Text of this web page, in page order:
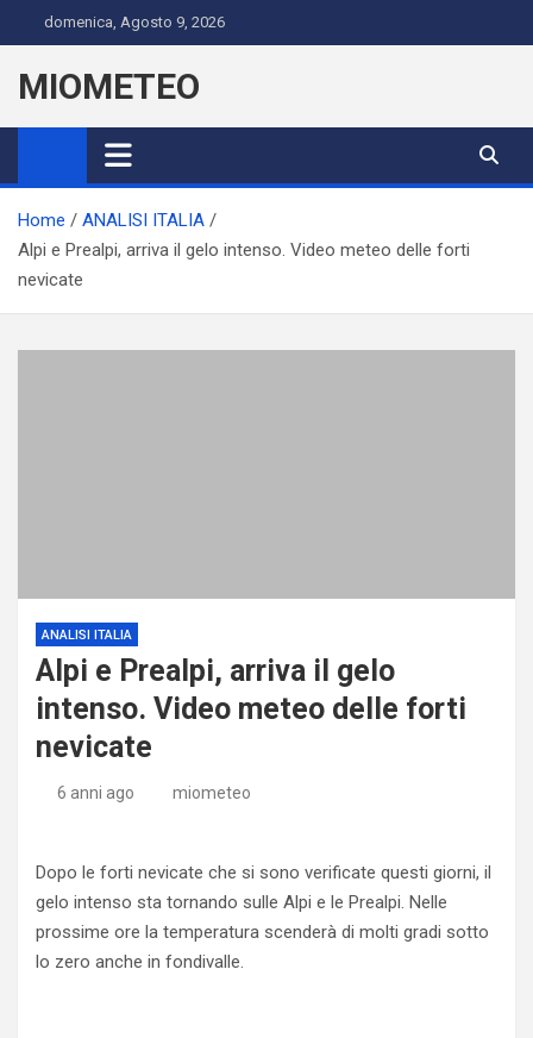
to
content
domenica, Agosto 9, 2026
MIOMETEO
Home
ANALISI ITALIA
Alpi e Prealpi, arriva il gelo intenso. Video meteo delle forti
nevicate
ANALISI ITALIA
Alpi e Prealpi, arriva il gelo
intenso. Video meteo delle forti
nevicate
6 anni ago miometeo
Dopo le forti nevicate che si sono verificate questi giorni, il
gelo intenso sta tornando sulle Alpi e le Prealpi. Nelle
prossime ore la temperatura scenderà di molti gradi sotto
lo zero anche in fondivalle.